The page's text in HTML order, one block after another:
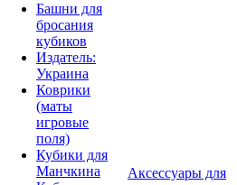
Башни для
бросания
кубиков
Издатель:
Украина
Коврики
(маты
игровые
поля)
Кубики для
Манчкина
Аксессуары для